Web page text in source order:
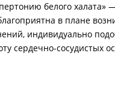
белого
в плане
индивидуально
сердечно-сосудистых